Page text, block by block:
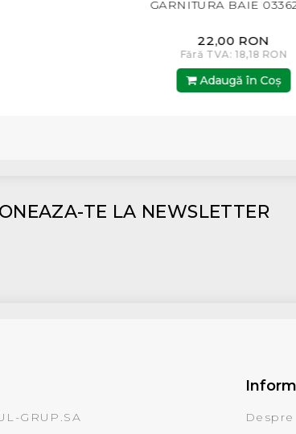
GARNITURA BAIE
22,00 RON
Fără TVA: 18,18 RON
Adaugă în Coş
TE LA NEWSLETTER
GRUP.SA